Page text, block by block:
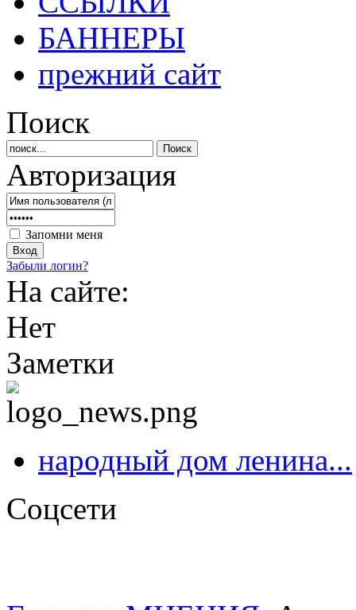
БАННЕРЫ
прежний сайт
Поиск
Авторизация
Запомни меня
Забыли логин?
На сайте:
Нет
Заметки
народный дом ленина...
Соцсети